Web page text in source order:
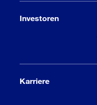
Investoren
Karriere